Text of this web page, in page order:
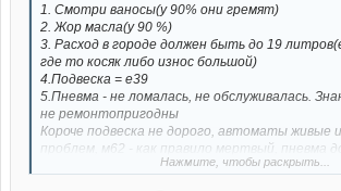
1. Смотри ваносы(у 90% они гремят)
2. Жор масла(у 90 %)
3. Расход в городе должен быть до 19
где то косяк либо износ большой)
4.Подвеска = е39
5.Пневма - не ломалась, не обслуживалась.
не ремонтопригодны
Короче подвеска не дорого, автоматы живые
проблем, м62 - как правило мертвый, пневма
Надо искать кароче. А год ценник
Нажмите, чтобы раскрыть...